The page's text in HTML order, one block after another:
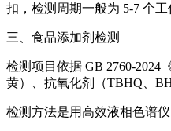
扣，检测周期一般为 5-7 个工
三、食品添加剂检测
检测项目依据 GB 2760-
黄）、抗氧化剂（TBHQ、
检测方法是用高效液相色谱